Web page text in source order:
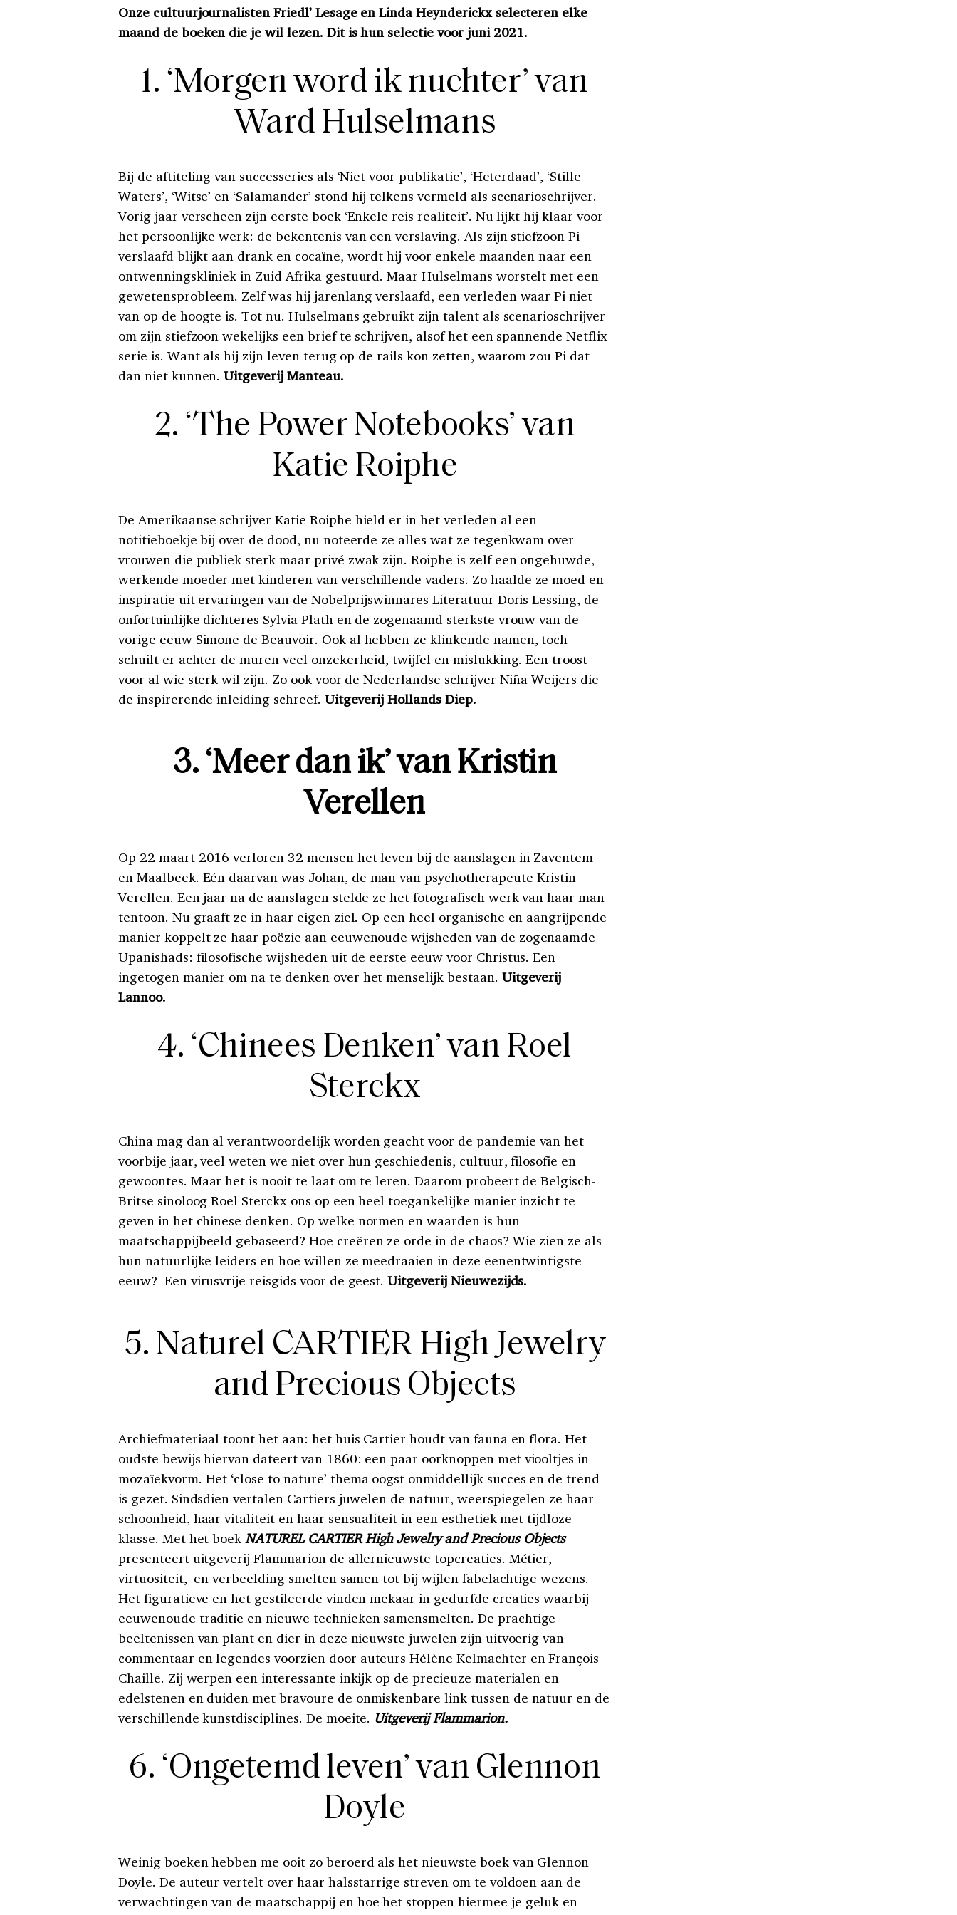
Onze cultuurjournalisten Friedl’ Lesage en Linda Heynderickx selecteren elke
maand de boeken die je wil lezen. Dit is hun selectie voor juni 2021.
1. ‘Morgen word ik nuchter’ van
Ward Hulselmans
Bij de aftiteling van successeries als ‘Niet voor publikatie’, ‘Heterdaad’, ‘Stille
Waters’, ‘Witse’ en ‘Salamander’ stond hij telkens vermeld als scenarioschrijver.
Vorig jaar verscheen zijn eerste boek ‘Enkele reis realiteit’. Nu lijkt hij klaar voor
het persoonlijke werk: de bekentenis van een verslaving. Als zijn stiefzoon Pi
verslaafd blijkt aan drank en cocaïne, wordt hij voor enkele maanden naar een
ontwenningskliniek in Zuid Afrika gestuurd. Maar Hulselmans worstelt met een
gewetensprobleem. Zelf was hij jarenlang verslaafd, een verleden waar Pi niet
van op de hoogte is. Tot nu. Hulselmans gebruikt zijn talent als scenarioschrijver
om zijn stiefzoon wekelijks een brief te schrijven, alsof het een spannende Netflix
serie is. Want als hij zijn leven terug op de rails kon zetten, waarom zou Pi dat
dan niet kunnen.Uitgeverij Manteau.
2. ‘The Power Notebooks’ van
Katie Roiphe
De Amerikaanse schrijver Katie Roiphe hield er in het verleden al een
notitieboekje bij over de dood, nu noteerde ze alles wat ze tegenkwam over
vrouwen die publiek sterk maar privé zwak zijn. Roiphe is zelf een ongehuwde,
werkende moeder met kinderen van verschillende vaders. Zo haalde ze moed en
inspiratie uit ervaringen van de Nobelprijswinnares Literatuur Doris Lessing, de
onfortuinlijke dichteres Sylvia Plath en de zogenaamd sterkste vrouw van de
vorige eeuw Simone de Beauvoir. Ook al hebben ze klinkende namen, toch
schuilt er achter de muren veel onzekerheid, twijfel en mislukking. Een troost
voor al wie sterk wil zijn. Zo ook voor de Nederlandse schrijver Niña Weijers die
de inspirerende inleiding schreef. Uitgeverij Hollands Diep.
3. ‘Meer dan ik’ van Kristin
Verellen
Op 22 maart 2016 verloren 32 mensen het leven bij de aanslagen in Zaventem
en Maalbeek. Eén daarvan was Johan, de man van psychotherapeute Kristin
Verellen. Een jaar na de aanslagen stelde ze het fotografisch werk van haar man
tentoon. Nu graaft ze in haar eigen ziel. Op een heel organische en aangrijpende
manier koppelt ze haar poëzie aan eeuwenoude wijsheden van de zogenaamde
Upanishads: filosofische wijsheden uit de eerste eeuw voor Christus. Een
ingetogen manier om na te denken over het menselijk bestaan. Uitgeverij
Lannoo.
4. ‘Chinees Denken’ van Roel
Sterckx
China mag dan al verantwoordelijk worden geacht voor de pandemie van het
voorbije jaar, veel weten we niet over hun geschiedenis, cultuur, filosofie en
gewoontes. Maar het is nooit te laat om te leren. Daarom probeert de Belgisch-
Britse sinoloog Roel Sterckx ons op een heel toegankelijke manier inzicht te
geven in het chinese denken. Op welke normen en waarden is hun
maatschappijbeeld gebaseerd? Hoe creëren ze orde in de chaos? Wie zien ze als
hun natuurlijke leiders en hoe willen ze meedraaien in deze eenentwintigste
eeuw? Een virusvrije reisgids voor de geest.Uitgeverij Nieuwezijds.
5. Naturel CARTIER High Jewelry
and Precious Objects
Archiefmateriaal toont het aan: het huis Cartier houdt van fauna en flora. Het
oudste bewijs hiervan dateert van 1860: een paar oorknoppen met viooltjes in
mozaïekvorm. Het ‘close to nature’ thema oogst onmiddellijk succes en de trend
is gezet. Sindsdien vertalen Cartiers juwelen de natuur, weerspiegelen ze haar
schoonheid, haar vitaliteit en haar sensualiteit in een esthetiek met tijdloze
klasse. Met het boekNATUREL CARTIER High Jewelry and Precious Objects
presenteert uitgeverij Flammarion de allernieuwste topcreaties. Métier,
virtuositeit, en verbeelding smelten samen tot bij wijlen fabelachtige wezens.
Het figuratieve en het gestileerde vinden mekaar in gedurfde creaties waarbij
eeuwenoude traditie en nieuwe technieken samensmelten. De prachtige
beeltenissen van plant en dier in deze nieuwste juwelen zijn uitvoerig van
commentaar en legendes voorzien door auteurs Hélène Kelmachter en François
Chaille. Zij werpen een interessante inkijk op de precieuze materialen en
edelstenen en duiden met bravoure de onmiskenbare link tussen de natuur en de
verschillende kunstdisciplines. De moeite. Uitgeverij Flammarion.
6. ‘Ongetemd leven’ van Glennon
Doyle
Weinig boeken hebben me ooit zo beroerd als het nieuwste boek van Glennon
Doyle. De auteur vertelt over haar halsstarrige streven om te voldoen aan de
verwachtingen van de maatschappij en hoe het stoppen hiermee je geluk en